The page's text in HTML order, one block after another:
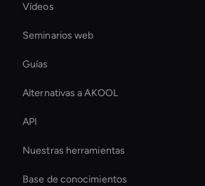
Vídeos
Seminarios web
Guías
Alternativas a AKOOL
API
Nuestras herramientas
Base de conocimientos